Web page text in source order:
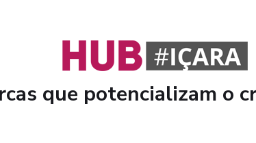
que potencializam o